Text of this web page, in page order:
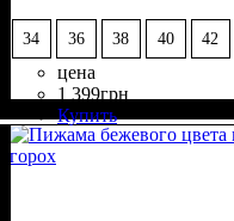
34 36 38 40 42
цена
1 399грн
Купить
Состав ткани
Вискоза, 50% Полиэстер
Крой: по фигуре
Длина: выше колена
Стиль: casual